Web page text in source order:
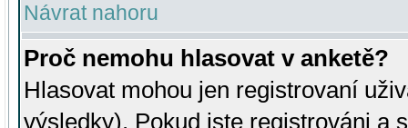
Návrat nahoru
Proč nemohu hlasovat v anketě?
Hlasovat mohou jen registrovaní
výsledky). Pokud jste registrováni a